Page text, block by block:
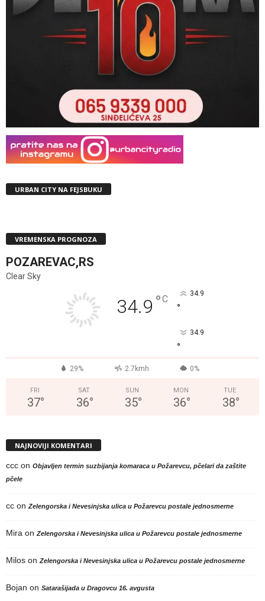
URBAN CITY NA FEJSBUKU
VREMENSKA PROGNOZA
POZAREVAC,RS
Clear Sky
34.9 °C 34.9
°
34.9
°
29% 2.7kmh 0%
FRI
37°
SAT
36°
SUN
35°
MON
36°
TUE
38°
NAJNOVIJI KOMENTARI
ccc on Objavljen termin suzbijanja komaraca u Požarevcu, pčelari da zaštite
pčele
cc onZelengorska i Nevesinjska ulica u Požarevcu postale jednosmerne
Mira onZelengorska i Nevesinjska ulica u Požarevcu postale jednosmerne
Milos onZelengorska i Nevesinjska ulica u Požarevcu postale jednosmerne
Bojan on Satarašijada u Dragovcu 16. avgusta